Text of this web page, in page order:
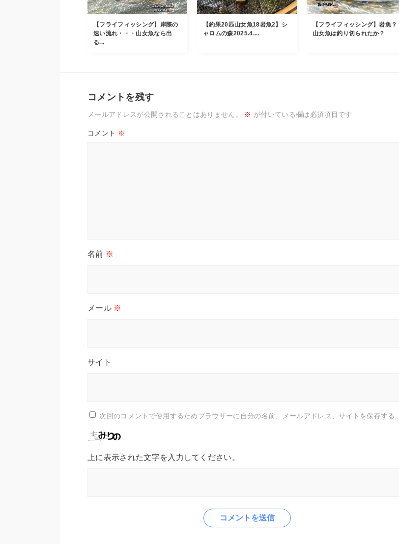
【フライフィッシング】岸際の
速い流れ・・・山女魚なら出
る...
【釣果20匹山女魚18岩魚2】シ
ャロムの森2025.4....
【フライフィッシング】岩魚？
山女魚は釣り切られたか？
コメントを残す
メールアドレスが公開されることはありません。 ※ が付いている欄は必須項目です
コメント ※
名前 ※
メール ※
サイト
次回のコメントで使用するためブラウザーに自分の名前、メールアドレス、サイトを保存する。
上に表示された文字を入力してください。